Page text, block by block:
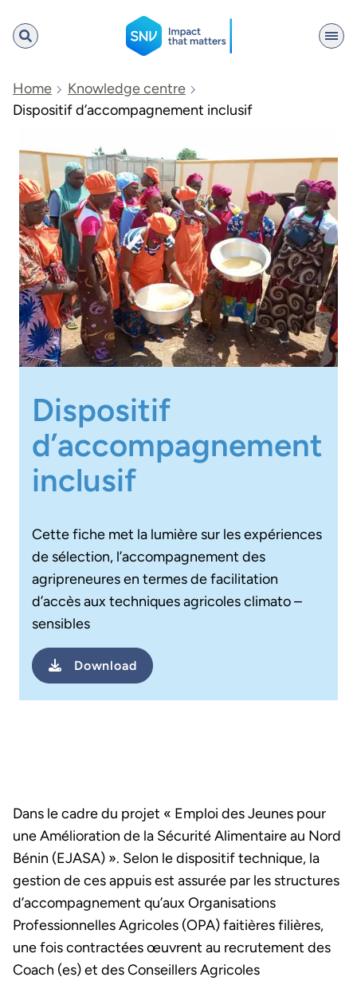
SNV
Search
Home
Knowledge centre
Dispositif d’accompagnement inclusif
Dispositif
d’accompagnement
inclusif
Cette fiche met la lumière sur les expériences
de sélection, l’accompagnement des
agripreneures en termes de facilitation
d’accès aux techniques agricoles climato –
sensibles
Download
Dans le cadre du projet « Emploi des Jeunes pour
une Amélioration de la Sécurité Alimentaire au Nord
Bénin (EJASA) ». Selon le dispositif technique, la
gestion de ces appuis est assurée par les structures
d’accompagnement qu’aux Organisations
Professionnelles Agricoles (OPA) faitières filières,
une fois contractées œuvrent au recrutement des
Coach (es) et des Conseillers Agricoles